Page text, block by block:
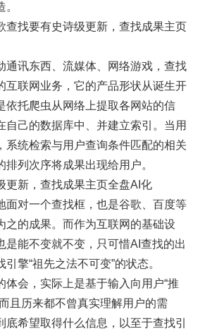
查找要有史诗级更新，查找成果主页
通讯东西、流媒体、网络游戏，查找
互联网业务，它的产品形状从诞生开
依托爬虫从网络上提取各网站的信
自己的数据库中、并建立索引。当用
系统检索与用户查询条件匹配的相关
排列次序将成果出现给用户。
更新，查找成果主页全盘AI化
面对一个查找框，也是谷歌、百度等
之的成果。而作为互联网的基础设
是能不变就不变，只可惜AI查找的出
擎“祖先之法不可变”的状态。
体会，实际上是基于输入向用户“推
且历来都不曾真实理解用户的需
底希望取得什么信息，以至于查找引